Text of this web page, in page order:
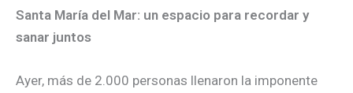
Santa María del Mar: un espacio para recordar y
sanar juntos
Ayer, más de 2.000 personas llenaron la imponente